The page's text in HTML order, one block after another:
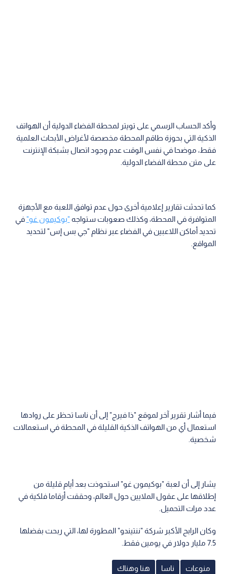
وأكد الحساب الرسمي على تويتر لمحطة الفضاء الدولية أن الهواتف
الذكية التي بحوزة طاقم المحطة مخصصة لأغراض الأبحاث العلمية
فقط، موضحا في نفس الوقت عدم وجود اتصال بشبكة الإنترنت
على متن محطة الفضاء الدولية.
كما تحدثت تقارير إعلامية أخرى حول عدم توافق اللعبة مع الأجهزة
المتوافرة في المحطة، وكذلك صعوبات ستواجه "بوكيمون غو" في
تحديد أماكن اللاعبين في الفضاء عبر نظام "جي بس إس" لتحديد
المواقع.
فيما أشار تقرير آخر لموقع "ذا فيرج" إلى أن ناسا تحظر على روادها
استعمال أي من الهواتف الذكية القليلة في المحطة في استعمالات
شخصية.
يشار إلى أن لعبة "بوكيمون غو" استحوذت بعد أيام قليلة من
إطلاقها على عقول الملايين حول العالم، وحققت أرقاما فلكية في
عدد مرات التحميل.
وكان الرابح الأكبر شركة "ننتيندو" المطورة لها، التي ربحت بفضلها
7.5 مليار دولار في يومين فقط.
منوعات ناسا هنا وهناك